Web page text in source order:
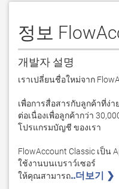
정보
개발자 설명
เราเปลี่ยนชื่อใหม่จาก
เพื่อการสื่อสารกับลูกค้าที่ง่
ต่อเนื่องเพื่อลูกค้ากว่า
โปรแกรมบัญชี ของเรา
FlowAccount Classic เป็น
ใช้งานบนเบราว์เซอร์
ให้คุณสามารถ..더보기 ❯